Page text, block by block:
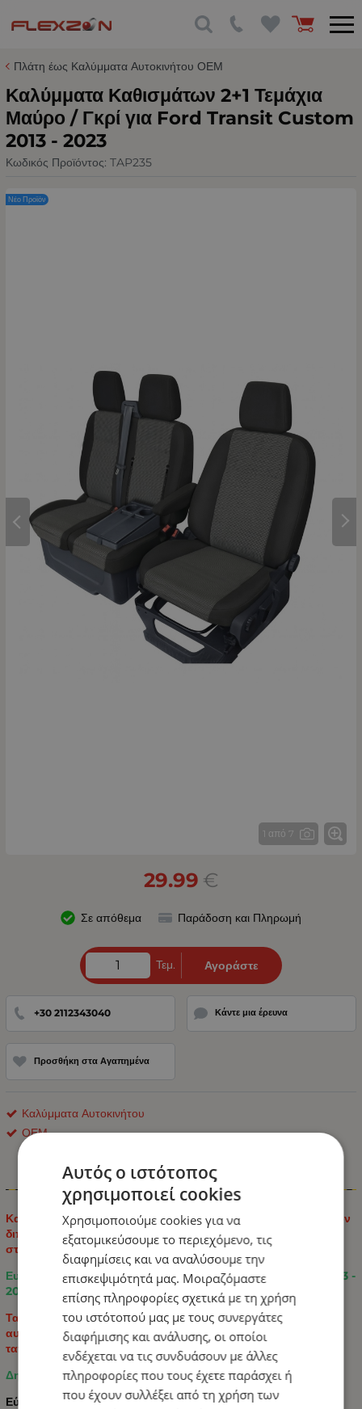
Πλάτη έως Καλύμματα Αυτοκινήτου ΟΕΜ
Καλύμματα Καθισμάτων 2+1 Τεμάχια
Μαύρο / Γκρί για Ford Transit Custom
2013 - 2023
Κωδικός Προϊόντος: TAP235
1 από 7
Νέο Προϊόν
29.99 €
Σε απόθεμα Παράδοση και Πληρωμή
Τεμ. Αγοράστε
+30 2112343040 Κάντε μια έρευνα
Προσθήκη στα Αγαπημένα
Καλύμματα Αυτοκινήτου
ΟΕΜ
Πληροφορίες
Κατασκευασμένο από υψηλής ποιότητας ποικιλία υφασμάτων
διπλής στρώσης που αναπνέουν, παρέχοντας σε εσάς άνεση
στην οδήγηση σας.
Ευέλικτο και κομψό σχεδιασμό για Ford Transit Custom 2013 -
2023.
Τα προστατευτικά προστατεύουν τα καθίσματα του
αυτοκινήτου σας διατηρώντας την αρχική επένδυση
ταπετσαρίας απο την φθορά.
Δημιουργήστε μια άνετη ατμόσφαιρα στο αυτοκίνητό σας.
Εύκολη εγκατάσταση.
Αυτός ο ιστότοπος
χρησιμοποιεί cookies
Χρησιμοποιούμε cookies για να
εξατομικεύσουμε το περιεχόμενο, τις
διαφημίσεις και να αναλύσουμε την
επισκεψιμότητά μας. Μοιραζόμαστε
επίσης πληροφορίες σχετικά με τη χρήση
του ιστότοπού μας με τους συνεργάτες
διαφήμισης και ανάλυσης, οι οποίοι
ενδέχεται να τις συνδυάσουν με άλλες
πληροφορίες που τους έχετε παράσχει ή
που έχουν συλλέξει από τη χρήση των